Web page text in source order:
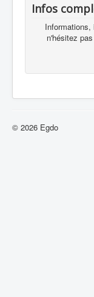
Infos
n'hésitez
© 2026 Egdo